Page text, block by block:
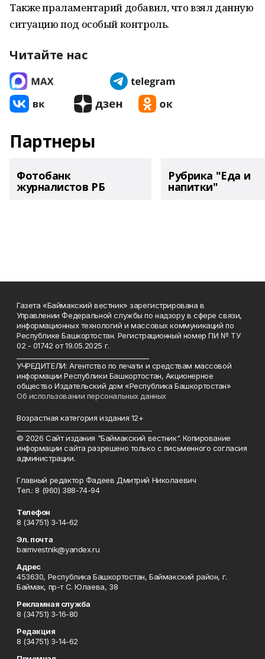
Также праламентарий добавил, что взял данную
ситуацию под особый контроль.
Читайте нас
Партнеры
Фотобанк
журналистов РБ
Рубрика "Еда и
напитки"
Газета «Баймакский вестник» зарегистрирована в
Управлении Федеральной службы по надзору в сфере связи,
информационных технологий и массовых коммуникаций по
Республике Башкортостан. Регистрационный номер ПИ № ТУ
02 - 01742 от 19.05.2025 г.
УЧРЕДИТЕЛИ: Агентство по печати и средствам массовой
информации Республики Башкортостан, Акционерное
общество Издательский дом «Республика Башкортостан»
Об использовании персональных данных
Возрастная категория издания 12+
© 2026 Сайт издания "Баймакский вестник". Копирование
информации сайта разрешено только с письменного согласия
администрации.
Главный редактор Фадеев Дмитрий Николаевич
Тел.: 8 (960) 388-74-94
Телефон
8 (34751) 3-14-62
Эл. почта
baimvestnik@yandex.ru
Адрес
453630, Республика Башкортостан, Баймакский район, г.
Баймак, пр-т С. Юлаева, 38
Рекламная служба
8 (34751) 3-16-80
Редакция
8 (34751) 3-14-62